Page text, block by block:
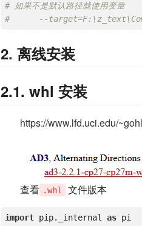
# 如果不是默认路径就使用变量
#      --
2. 离线安装
2.1. whl 安装
https://www.lfd.uci.edu/
查看 .whl 文件版本
import pip._internal as pi